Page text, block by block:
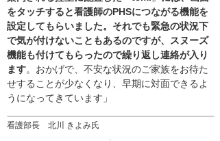
看護部長 北川 きよみ氏
をタッチすると看護師のPHSにつながる機能を
設定してもらいました。それでも緊急の状況下
で気が付けないこともあるのですが、スヌーズ
機能も付けてもらったので繰り返し連絡が入り
ます。おかげで、不安な状況のご家族をお待た
せすることが少なくなり、早期に対面できるよ
うになってきています」